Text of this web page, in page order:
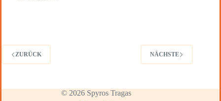
ZURÜCK NÄCHSTE
© 2026 Spyros Tragas